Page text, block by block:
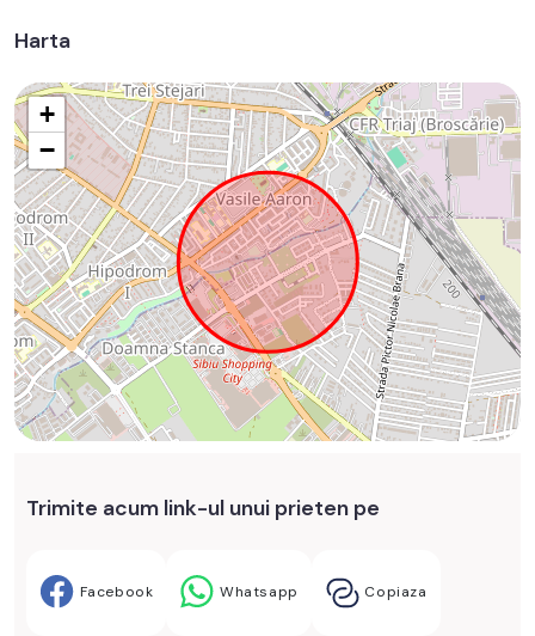
Harta
+
−
Trimite acum link-ul unui prieten pe
Facebook Whatsapp Copiaza